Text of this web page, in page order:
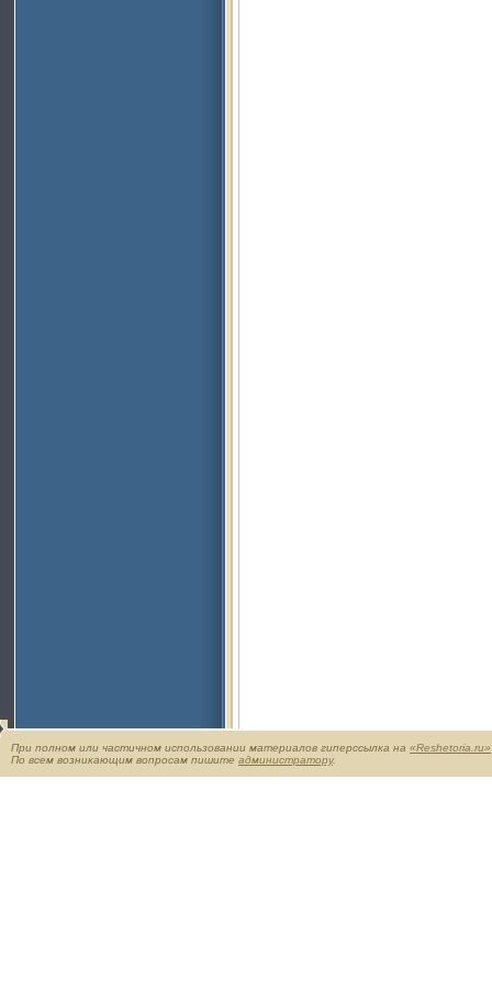
При полном или частичном использовании материалов гиперссылка на «Reshetoria.ru»
По всем возникающим вопросам пишите администратору.